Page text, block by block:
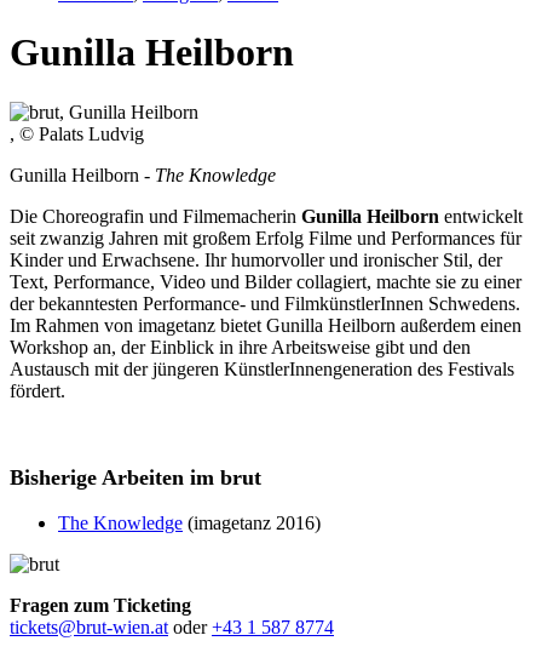
Gunilla Heilborn
, © Palats Ludvig
Gunilla Heilborn - The Knowledge
Die Choreografin und Filmemacherin Gunilla Heilborn entwickelt
seit zwanzig Jahren mit großem Erfolg Filme und Performances für
Kinder und Erwachsene. Ihr humorvoller und ironischer Stil, der
Text, Performance, Video und Bilder collagiert, machte sie zu einer
der bekanntesten Performance- und FilmkünstlerInnen Schwedens.
Im Rahmen von imagetanz bietet Gunilla Heilborn außerdem einen
Workshop an, der Einblick in ihre Arbeitsweise gibt und den
Austausch mit der jüngeren KünstlerInnengeneration des Festivals
fördert.
Bisherige Arbeiten im brut
The Knowledge (imagetanz 2016)
Fragen zum Ticketing
tickets@brut-wien.at oder+43 1 587 8774